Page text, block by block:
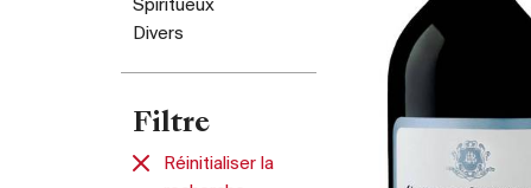
Spiritueux
Divers
Filtre
Réinitialiser la